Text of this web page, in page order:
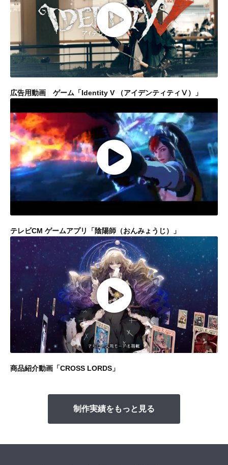
広告用動画 ゲーム「Identity V （アイデンティティⅤ）」
テレビCM ゲームアプリ「陰陽師（おんみょうじ）」
商品紹介動画「CROSS LORDS」
制作実績をもっと見る